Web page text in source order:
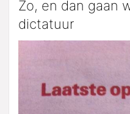
Zo, en dan gaan
dictatuur